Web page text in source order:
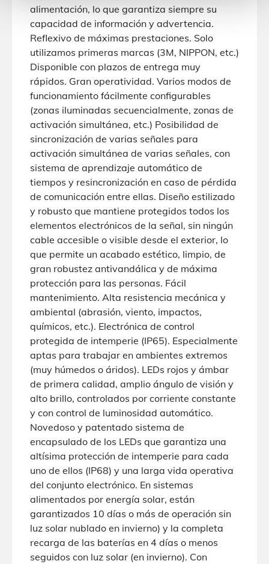
alimentación, lo que garantiza siempre su
capacidad de información y advertencia.
Reflexivo de máximas prestaciones. Solo
utilizamos primeras marcas (3M, NIPPON, etc.)
Disponible con plazos de entrega muy
rápidos. Gran operatividad. Varios modos de
funcionamiento fácilmente configurables
(zonas iluminadas secuencialmente, zonas de
activación simultánea, etc.) Posibilidad de
sincronización de varias señales para
activación simultánea de varias señales, con
sistema de aprendizaje automático de
tiempos y resincronización en caso de pérdida
de comunicación entre ellas. Diseño estilizado
y robusto que mantiene protegidos todos los
elementos electrónicos de la señal, sin ningún
cable accesible o visible desde el exterior, lo
que permite un acabado estético, limpio, de
gran robustez antivandálica y de máxima
protección para las personas. Fácil
mantenimiento. Alta resistencia mecánica y
ambiental (abrasión, viento, impactos,
químicos, etc.). Electrónica de control
protegida de intemperie (IP65). Especialmente
aptas para trabajar en ambientes extremos
(muy húmedos o áridos). LEDs rojos y ámbar
de primera calidad, amplio ángulo de visión y
alto brillo, controlados por corriente constante
y con control de luminosidad automático.
Novedoso y patentado sistema de
encapsulado de los LEDs que garantiza una
altísima protección de intemperie para cada
uno de ellos (IP68) y una larga vida operativa
del conjunto electrónico. En sistemas
alimentados por energía solar, están
garantizados 10 días o más de operación sin
luz solar nublado en invierno) y la completa
recarga de las baterías en 4 días o menos
seguidos con luz solar (en invierno). Con